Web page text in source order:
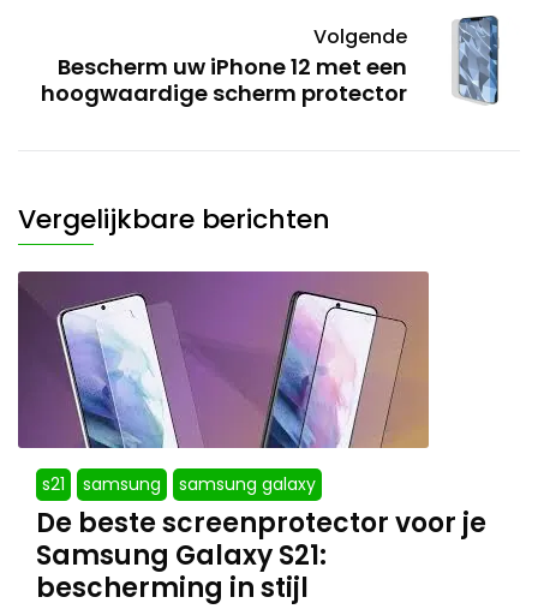
Volgende
Bescherm uw iPhone 12 met een
hoogwaardige scherm protector
Vergelijkbare berichten
s21 samsung samsung galaxy
De beste screenprotector voor je
Samsung Galaxy S21:
bescherming in stijl